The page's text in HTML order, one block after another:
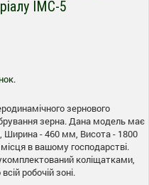
ІМС-5
зернового
зерна. Дана модель має
Ширина - 460 мм, Висота - 1800
в вашому господарстві.
коліщатками,
робочій зоні.